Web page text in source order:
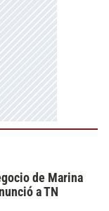
de Marina
a TN